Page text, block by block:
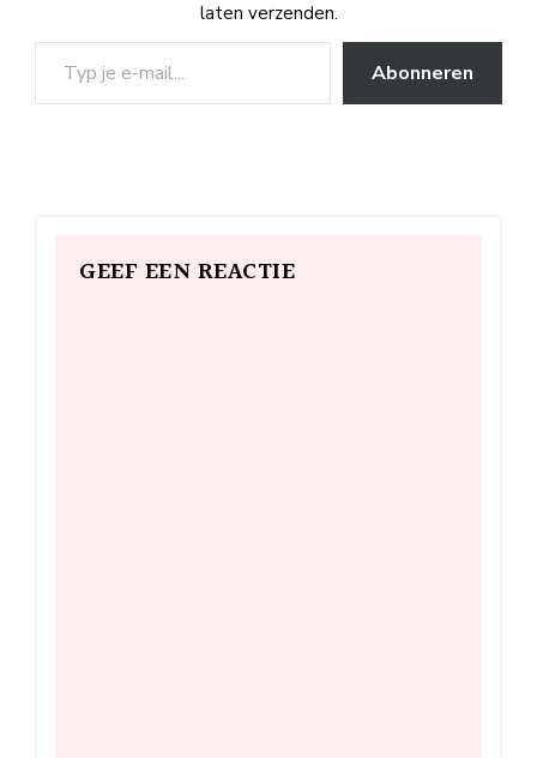
laten verzenden.
Typ je e-mail...
Abonneren
GEEF EEN REACTIE